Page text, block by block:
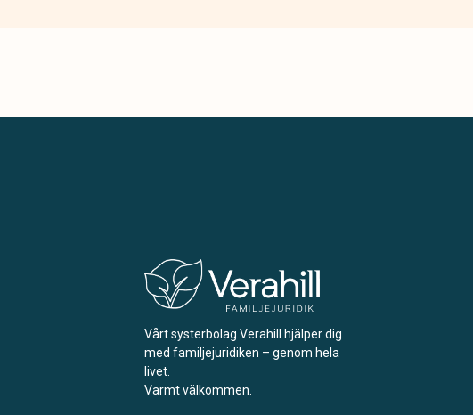
Vårt systerbolag Verahill hjälper dig
med familjejuridiken – genom hela
livet.
Varmt välkommen.